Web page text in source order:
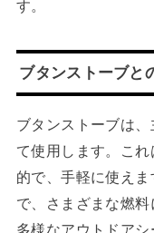
す。
ブタンストーブと
ブタンストーブは
て使用します。こ
的で、手軽に使え
で、さまざまな燃
多様なアウトドアシ